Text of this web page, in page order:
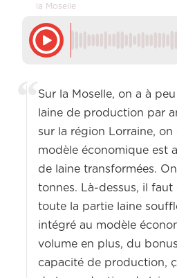
la Moselle
Sur la Moselle, on a à
laine de production par
sur la région Lorraine,
modèle économique est
de laine transformées.
tonnes. Là-dessus, il
toute la partie laine
intégré au modèle
volume en plus, du
capacité de production,